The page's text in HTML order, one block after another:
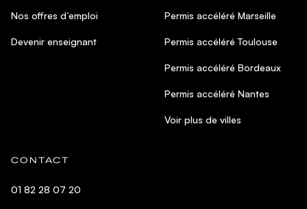
Nos offres d’emploi
Devenir enseignant
Permis accéléré Marseille
Permis accéléré Toulouse
Permis accéléré Bordeaux
Permis accéléré Nantes
Voir plus de villes
CONTACT
01 82 28 07 20